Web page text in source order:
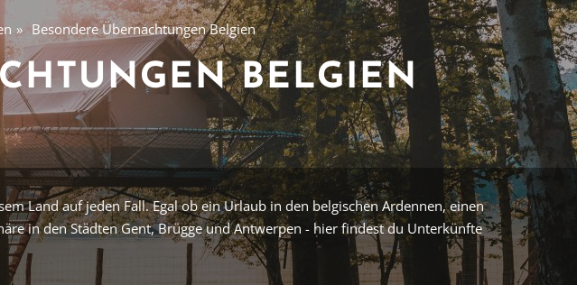
Besondere Übernachtungen Belgien
BELGIEN
Land auf jeden Fall. Egal ob ein Urlaub in den belgischen Ardennen, einen
in den Städten Gent, Brügge und Antwerpen - hier findest du Unterkünfte